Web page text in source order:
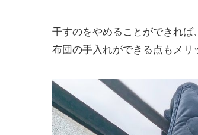
干すのをやめることができれば
布団の手入れができる点もメリ